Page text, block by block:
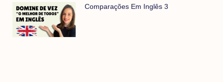
Comparações Em Inglês 3